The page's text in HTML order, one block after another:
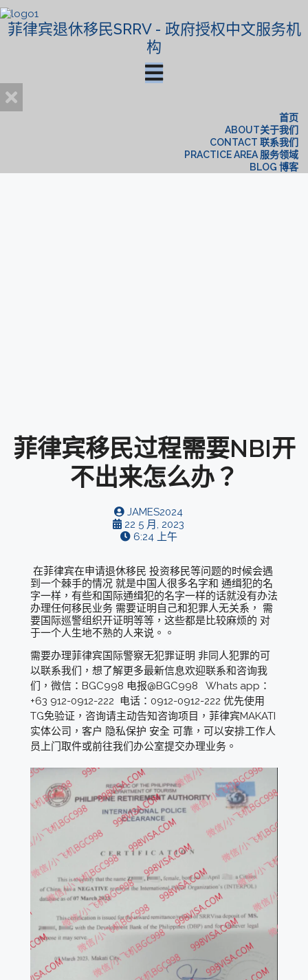
菲律宾退休移民SRRV - 政府授权中文服务机
构
首页
ABOUT关于我们
CONTACT 联系我们
PRACTICE AREA 服务领域
BLOG 博客
菲律宾移民过程需要NBI开
不出来怎么办？
JAMES2024
22 5 月, 2023
6:24 上午
在菲律宾在申请退休移民 投资移民等问题的时候会遇
到一个棘手的情况 就是中国人很多名字和 通缉犯的名
字一样，有些和国际通缉犯的名字一样的话就没有办法
办理任何移民业务 需要证明自己和犯罪人无关系， 需
要国际巡警组织开证明等等，这些都是比较麻烦的 对
于一个人生地不熟的人来说。。
需要办理菲律宾国际警察无犯罪证明 非同人犯罪的可
以联系我们，想了解更多最新信息欢迎联系和咨询我
们，微信：BGC998 电报@BGC998 Whats app：
+63 912-0912-222 电话：0912-0912-222 优先使用
TG免验证，咨询请主动告知咨询项目，菲律宾MAKATI
实体公司，客户 隐私保护 安全 可靠，可以安排工作人
员上门取件或前往我们办公室提交办理业务。